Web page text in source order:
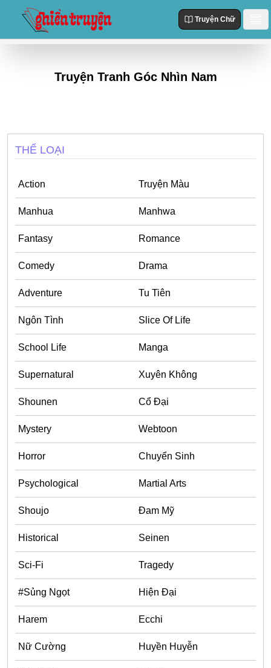
Truyện Chữ
Truyện Mới Cập Nhật
Truyện Hoàn Thành
Truyện Màu
Manhua
Manhwa
Romance
Comedy
Drama
Adventure
Ngôn Tình
School Life
Manga
Xuyên Không
Cổ Đại
Mystery
Horror
Psychological
Martial Arts
Đam Mỹ
Tùy Chỉnh
Đăng Nhập
Truyện Tranh Góc Nhìn Nam
THỂ LOẠI
Action Truyện Màu
Manhua Manhwa
Fantasy Romance
Comedy Drama
Adventure Tu Tiên
Ngôn Tình Slice Of Life
School Life Manga
Supernatural Xuyên Không
Shounen Cổ Đại
Mystery Webtoon
Horror Chuyển Sinh
Psychological Martial Arts
Shoujo Đam Mỹ
Historical Seinen
Sci-Fi Tragedy
#Sủng Ngọt Hiện Đại
Harem Ecchi
Nữ Cường Huyền Huyễn